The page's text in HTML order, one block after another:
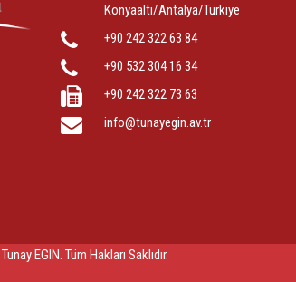
Konyaaltı/Antalya/Türkiye
+90 242 322 63 84
+90 532 304 16 34
+90 242 322 73 63
info@tunayegin.av.tr
EGIN. Tüm Hakları Saklıdır.